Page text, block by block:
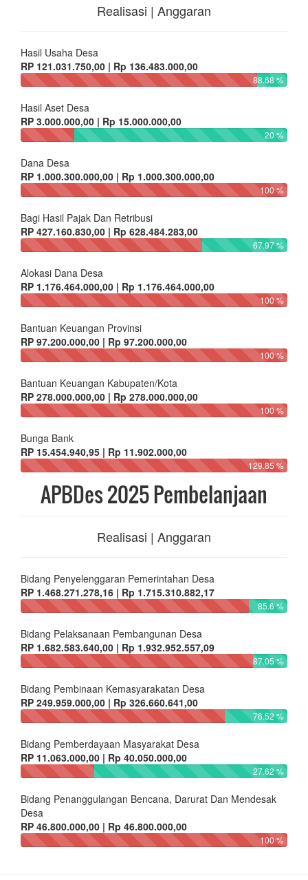
Realisasi | Anggaran
Hasil Usaha Desa
RP 121.031.750,00 | Rp 136.483.000,00
88.68 %
Hasil Aset Desa
RP 3.000.000,00 | Rp 15.000.000,00
20 %
Dana Desa
RP 1.000.300.000,00 | Rp 1.000.300.000,00
100 %
Bagi Hasil Pajak Dan Retribusi
RP 427.160.830,00 | Rp 628.484.283,00
67.97 %
Alokasi Dana Desa
RP 1.176.464.000,00 | Rp 1.176.464.000,00
100 %
Bantuan Keuangan Provinsi
RP 97.200.000,00 | Rp 97.200.000,00
100 %
Bantuan Keuangan Kabupaten/Kota
RP 278.000.000,00 | Rp 278.000.000,00
100 %
Bunga Bank
RP 15.454.940,95 | Rp 11.902.000,00
129.85 %
APBDes 2025 Pembelanjaan
Realisasi | Anggaran
Bidang Penyelenggaran Pemerintahan Desa
RP 1.468.271.278,16 | Rp 1.715.310.882,17
85.6 %
Bidang Pelaksanaan Pembangunan Desa
RP 1.682.583.640,00 | Rp 1.932.952.557,09
87.05 %
Bidang Pembinaan Kemasyarakatan Desa
RP 249.959.000,00 | Rp 326.660.641,00
76.52 %
Bidang Pemberdayaan Masyarakat Desa
RP 11.063.000,00 | Rp 40.050.000,00
27.62 %
Bidang Penanggulangan Bencana, Darurat Dan Mendesak
Desa
RP 46.800.000,00 | Rp 46.800.000,00
100 %